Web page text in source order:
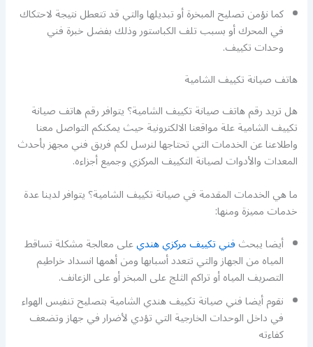
كما نؤمن تصليح المبخرة أو تبديلها والتي قد تتعطل نتيجة لاحتكاك
في المحرك أو بسبب تلف الكباستور وذلك بفضل خبرة فني
وحدات تكييف.
هاتف صيانة تكييف الشامية
هل تريد رقم هاتف صيانة تكييف الشامية؟ يتوافر رقم هاتف صيانة
تكييف الشامية علة مواقعنا الالكترونية حيث يمكنكم التواصل معنا
واطلاعنا عن الخدمات التي تحتاجها لنرسل لكم فريق فني مجهز بأحدث
المعدات والأدوات لصيانة التكييف المركزي وجميع أجزاءه.
ما هي الخدمات المقدمة في صيانة تكييف الشامية؟ يتوافر لدينا عدة
خدمات مميزة ومنها:
أيضا يبحثفني تكييف مركزي هنديعلى معالجة مشكلة تساقط
المياه من الجهاز والتي تتعدد أسبابها ومن أهمها انسداد خراطيم
التصريف المياه أو تراكم الثلج على المبخر أو على الزعانف.
نقوم أيضا فني صيانة تكييف هندي الشامية بتصليح تنفيس الهواء
في داخل الوحدات الخارجية التي تؤدي لأضرار في جهاز وتضعف
كفاءته